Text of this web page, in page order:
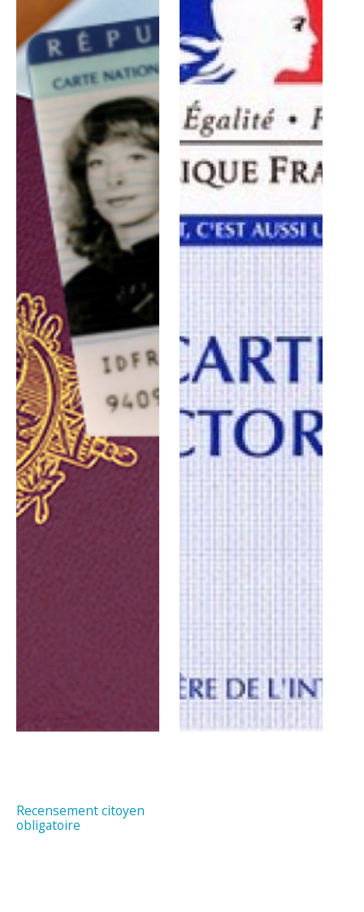
Recensement citoyen
obligatoire